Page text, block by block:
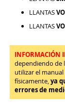
LLANTAS
LLANTAS
INFORMACIÓN
dependiendo de
utilizar el
físicamente,ya
errores de